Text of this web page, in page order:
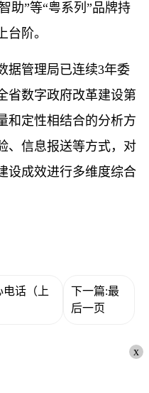
助”等“粤系列”品牌持
阶。
据管理局已连续3年委
省数字政府改革建设第
和定性相结合的分析方
、信息报送等方式，对
设成效进行多维度综合
电话（上
下一篇:最
后一页
x